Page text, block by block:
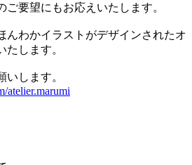
ご要望にもお応えいたします。
んわかイラストがデザインされたオ
たします。
いします。
atelier.marumi